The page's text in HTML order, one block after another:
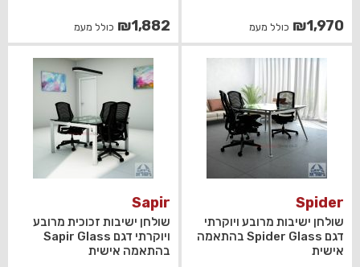
₪1,970 כולל מעמ ₪1,882 כולל מעמ
Spider
שולחן ישיבות מרובע ויוקרתי
דגם Spider Glass בהתאמה
אישית
Sapir
שולחן ישיבות זכוכית מרובע
ויוקרתי דגם Sapir Glass
בהתאמה אישית